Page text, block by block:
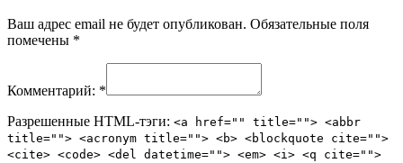
Ваш адрес email не будет опубликован. Обязательные поля
помечены *
Комментарий: *
Разрешенные HTML-тэги: <a href="" title=""> <abbr
title=""> <acronym title=""> <b> <blockquote cite="">
<cite> <code> <del datetime=""> <em> <i> <q cite="">